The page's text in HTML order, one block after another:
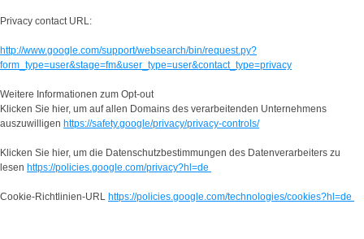
Privacy contact URL:
http://www.google.com/support/websearch/bin/request.py?
form_type=user&stage=fm&user_type=user&contact_type=privacy
Weitere Informationen zum Opt-out
Klicken Sie hier, um auf allen Domains des verarbeitenden Unternehmens
auszuwilligen https://safety.google/privacy/privacy-controls/
Klicken Sie hier, um die Datenschutzbestimmungen des Datenverarbeiters zu
lesen https://policies.google.com/privacy?hl=de
Cookie-Richtlinien-URL https://policies.google.com/technologies/cookies?hl=de